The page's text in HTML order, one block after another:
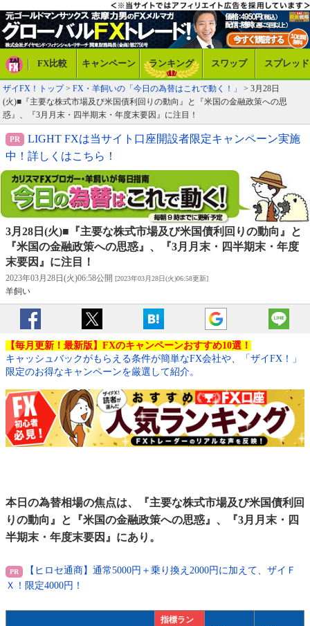
FX比較 キャンペーン ランキング スワップ スプレッド
ザイFX！トップ> FX・羊飼いの「今日の為替はこれで動く！」
> 3月28日
(火)■『主要な株式市場及び米国債利回りの動向』と『米国の金融政策への思
惑』、『3月月末・四半期末・年度末要因』に注目！
LIGHT FXは当サイト口座開設者限定キャンペーン実施
中！詳しくはこちら！
3月28日(火)■『主要な株式市場及び米国債利回りの動向』と
『米国の金融政策への思惑』、『3月月末・四半期末・年度
末要因』に注目！
2023年03月28日(火)06:58公開 [2023年03月28日(火)06:58更新]
羊飼い
【毎月更新！最新版】FXのキャンペーンおすすめ10選！
キャッシュバックがもらえる条件が簡単なFX会社や、「ザイFX！」
限定のお得なキャンペーンを厳選して紹介。
本日の為替相場の焦点は、『主要な株式市場及び米国債利回
りの動向』と『米国の金融政策への思惑』、『3月月末・四
半期末・年度末要因』にあり。
【ヒロセ通商】通常5000円＋乗り換え2000円に加えて、ザイＦ
Ｘ！限定4000円！
指標ラン